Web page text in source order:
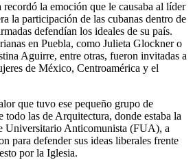
la emoción que le causaba al líder
la participación de las cubanas dentro de
defendían los ideales de su país.
en Puebla, como Julieta Glockner o
Aguirre, entre otras, fueron invitadas a
de México, Centroamérica y el
que tuvo ese pequeño grupo de
todo las de Arquitectura, donde estaba la
Universitario Anticomunista (FUA), a
para defender sus ideas liberales frente
por la Iglesia.